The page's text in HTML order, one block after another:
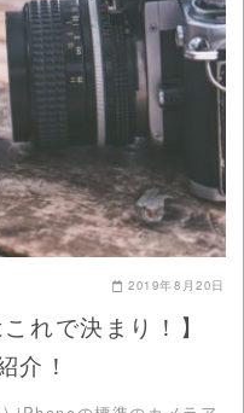
2019年8月20日
れで決まり！】
介！